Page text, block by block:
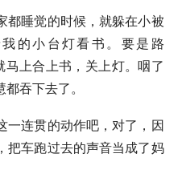
都睡觉的时候，就躲在小被
的小台灯看书。要是路
马上合上书，关上灯。咽了
吞下去了。
一连贯的动作吧，对了，因
把车跑过去的声音当成了妈